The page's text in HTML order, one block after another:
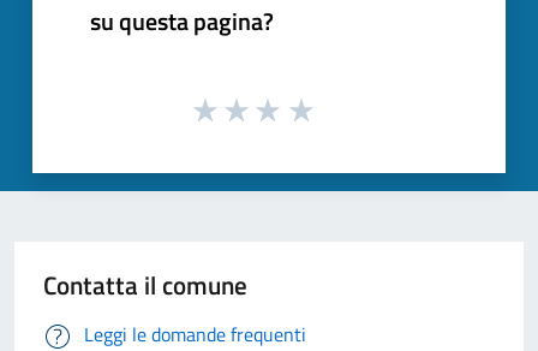
su questa pagina?
Contatta il comune
Leggi le domande frequenti